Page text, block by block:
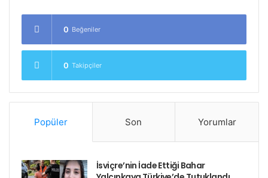
0 Beğeniler
0 Takipçiler
Popüler Son Yorumlar
İsviçre’nin İade Ettiği Bahar